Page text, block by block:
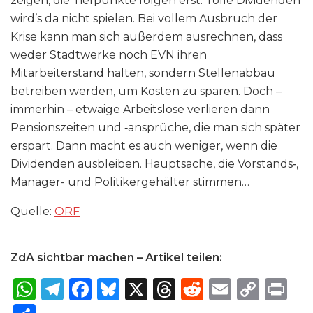
wird’s da nicht spielen. Bei vollem Ausbruch der
Krise kann man sich außerdem ausrechnen, dass
weder Stadtwerke noch EVN ihren
Mitarbeiterstand halten, sondern Stellenabbau
betreiben werden, um Kosten zu sparen. Doch –
immerhin – etwaige Arbeitslose verlieren dann
Pensionszeiten und ‑ansprüche, die man sich später
erspart. Dann macht es auch weniger, wenn die
Dividenden ausbleiben. Hauptsache, die Vorstands‑,
Manager- und Politikergehälter stimmen…
Quelle: ORF
ZdA sichtbar machen – Artikel teilen:
W T
F
B X
T
R
E
C